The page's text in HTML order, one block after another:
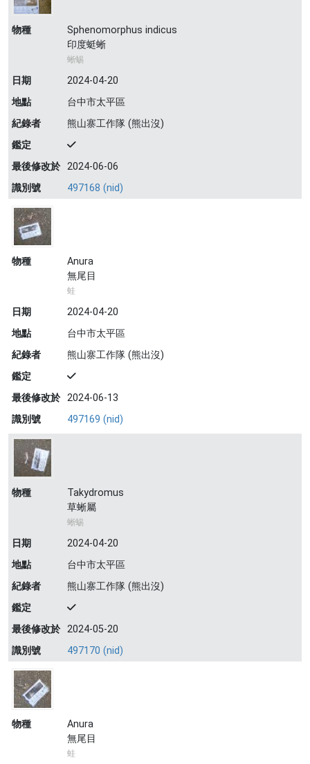
物種
Sphenomorphus indicus
印度蜓蜥
蜥蜴
日期
2024-04-20
地點
台中市太平區
紀錄者
熊山寨工作隊 (熊出沒)
鑑定
最後修改於 2024-06-06
識別號
497168 (nid)
物種
Anura
無尾目
蛙
日期
2024-04-20
地點
台中市太平區
紀錄者
熊山寨工作隊 (熊出沒)
鑑定
最後修改於 2024-06-13
識別號
497169 (nid)
物種
Takydromus
草蜥屬
蜥蜴
日期
2024-04-20
地點
台中市太平區
紀錄者
熊山寨工作隊 (熊出沒)
鑑定
最後修改於 2024-05-20
識別號
497170 (nid)
物種
Anura
無尾目
蛙